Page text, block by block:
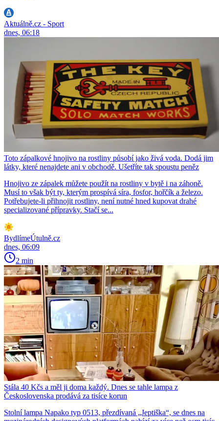
Aktuálně.cz - Sport
dnes, 06:18
Toto zápalkové hnojivo na rostliny působí jako živá voda. Dodá jim
látky, které nenajdete ani v obchodě. Ušetříte tak spoustu peněz
Hnojivo ze zápalek můžete použít na rostliny v bytě i na záhoně.
Musí to však být ty, kterým prospívá síra, fosfor, hořčík a železo.
Potřebujete-li přihnojit rostliny, není nutné hned kupovat drahé
specializované přípravky. Stačí se...
BydlímeÚtulně.cz
dnes, 06:09
2 min
Stála 40 Kčs a měl ji doma každý. Dnes se tahle lampa z
Československa prodává za tisíce korun
Stolní lampa Napako typ 0513, přezdívaná „Jeptiška“, se dnes na